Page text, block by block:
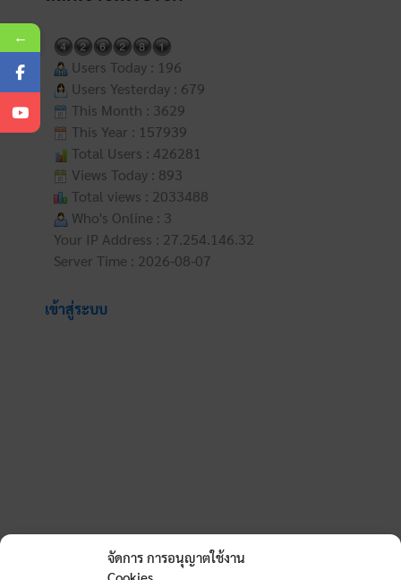
จัดการ การอนุญาตใช้งาน
Users Today : 196
Users Yesterday : 679
This Month : 3629
This Year : 157939
Total Users : 426281
Views Today : 893
Total views : 2033488
Who's Online : 3
Your IP Address : 27.254.146.32
Server Time : 2026-08-07
เข้าสู่ระบบ
←